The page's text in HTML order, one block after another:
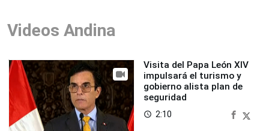
Videos Andina
Visita del Papa León XIV
impulsará el turismo y
gobierno alista plan de
seguridad
access_time 2:10